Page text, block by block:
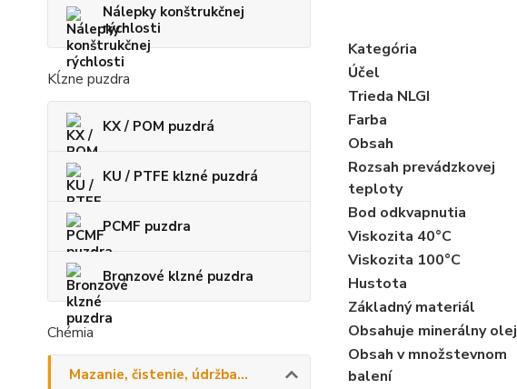
Nálepky konštrukčnej
rýchlosti
Kĺzne puzdra
KX / POM puzdrá
KU / PTFE klzné puzdrá
PCMF puzdra
Bronzové klzné puzdra
Chémia
Mazanie, čistenie, údržba...
Kategória
Účel
Trieda NLGI
Farba
Obsah
Rozsah prevádzkovej
teploty
Bod odkvapnutia
Viskozita 40°C
Viskozita 100°C
Hustota
Základný materiál
Obsahuje minerálny olej
Obsah v množstevnom
balení